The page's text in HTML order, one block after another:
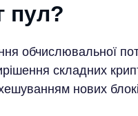
пул?
обчислювальної
складних
нових